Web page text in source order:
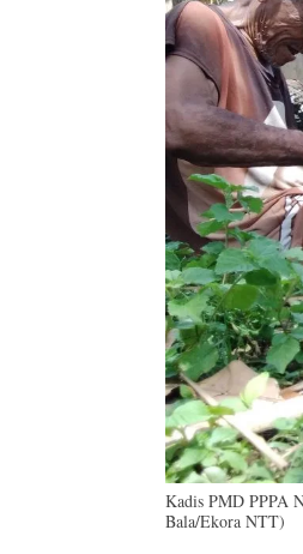
Kadis PMD PPPA
Bala/Ekora NTT)